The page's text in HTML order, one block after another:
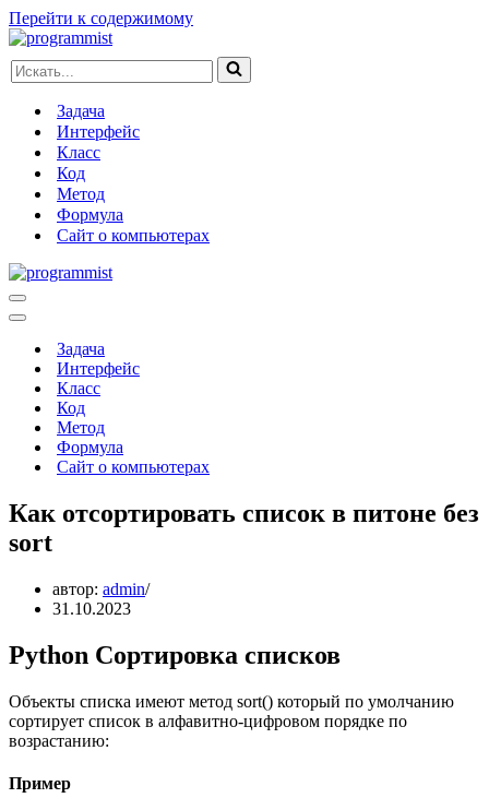
Перейти к содержимому
Искать...
Задача
Интерфейс
Класс
Код
Метод
Формула
Сайт о компьютерах
Меню
навигации
Меню
навигацииЗадача
Интерфейс
Класс
Код
Метод
Формула
Сайт о компьютерах
Как отсортировать список в питоне без
sort
автор: admin
31.10.2023
Python Сортировка списков
Объекты списка имеют метод sort() который по умолчанию
сортирует список в алфавитно-цифровом порядке по
возрастанию:
Пример